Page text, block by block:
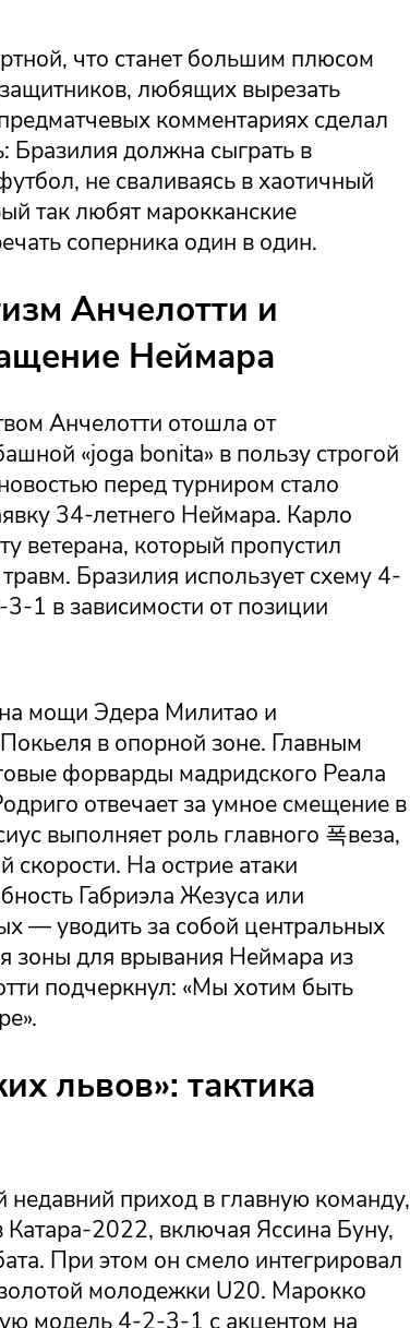
что станет большим плюсом
любящих вырезать
комментариях сделал
Бразилия должна сыграть в
не сваливаясь в хаотичный
так любят марокканские
соперника один в один.
Анчелотти и
Неймара
Анчелотти отошла от
«joga bonita» в пользу строгой
перед турниром стало
34-летнего Неймара. Карло
ветерана, который пропустил
Бразилия использует схему 4-
1 в зависимости от позиции
мощи Эдера Милитао и
в опорной зоне. Главным
форварды мадридского Реала
отвечает за умное смещение в
выполняет роль главного 폭веза,
скорости. На острие атаки
Габриэла Жезуса или
— уводить за собой центральных
зоны для врывания Неймара из
подчеркнул: «Мы хотим быть
львов»: тактика
приход в главную команду,
Катара-2022, включая Яссина Буну,
При этом он смело интегрировал
молодежки U20. Марокко
модель 4-2-3-1 с акцентом на